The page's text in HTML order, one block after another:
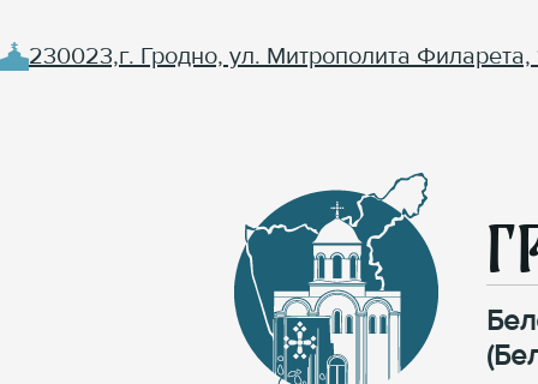
230023,г. Гродно, ул. Митрополита Филарета,